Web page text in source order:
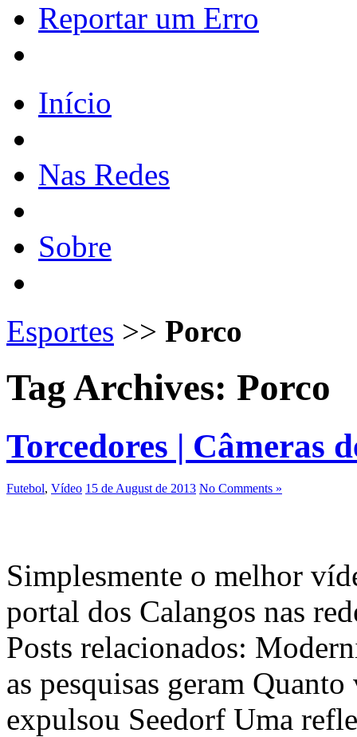
Reportar um Erro
Início
Nas Redes
Sobre
Esportes >> Porco
Tag Archives: Porco
Torcedores | Câmeras
Futebol, Vídeo 15 de August de 2013 No Comments »
Simplesmente o melhor
portal dos Calangos nas
Posts relacionados:
as pesquisas geram
expulsou Seedorf Uma